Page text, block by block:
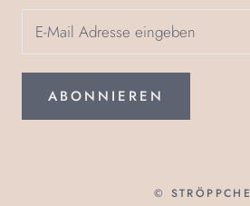
ABONNIEREN
© STRÖPPCHE